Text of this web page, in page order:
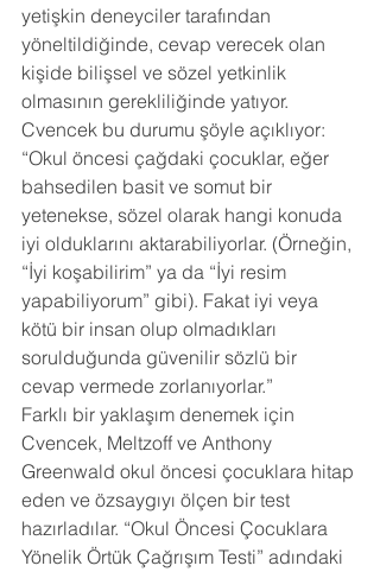
yetişkin deneyciler tarafından
yöneltildiğinde, cevap verecek olan
kişide bilişsel ve sözel yetkinlik
olmasının gerekliliğinde yatıyor.
Cvencek bu durumu şöyle açıklıyor:
“Okul öncesi çağdaki çocuklar, eğer
bahsedilen basit ve somut bir
yetenekse, sözel olarak hangi konuda
iyi olduklarını aktarabiliyorlar. (Örneğin,
“İyi koşabilirim” ya da “İyi resim
yapabiliyorum” gibi). Fakat iyi veya
kötü bir insan olup olmadıkları
sorulduğunda güvenilir sözlü bir
cevap vermede zorlanıyorlar.”
Farklı bir yaklaşım denemek için
Cvencek, Meltzoff ve Anthony
Greenwald okul öncesi çocuklara hitap
eden ve özsaygıyı ölçen bir test
hazırladılar. “Okul Öncesi Çocuklara
Yönelik Örtük Çağrışım Testi” adındaki